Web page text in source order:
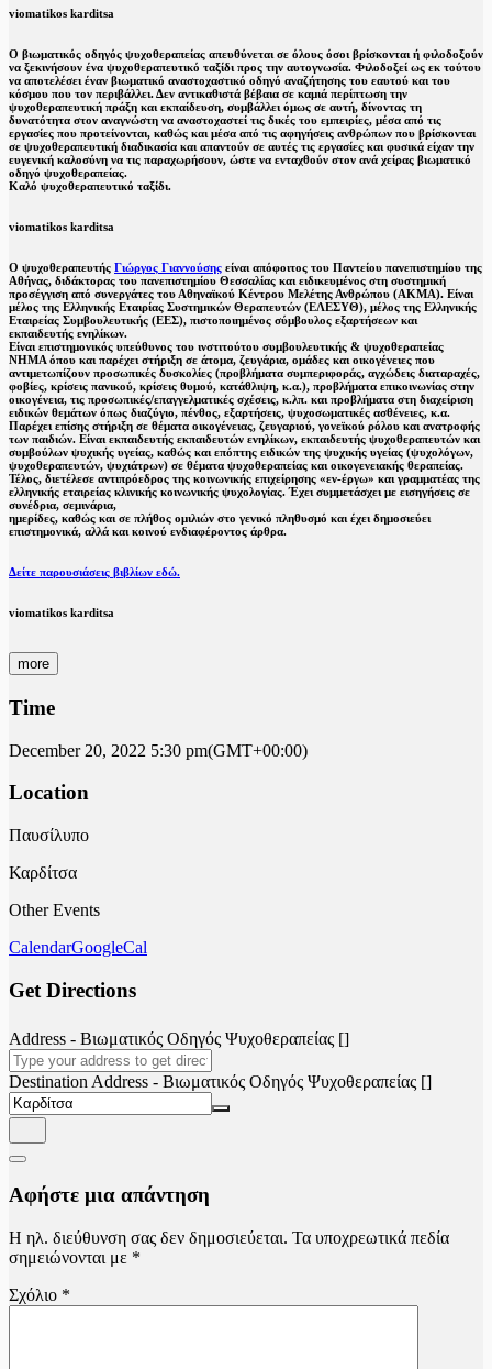
viomatikos karditsa
Ο βιωματικός οδηγός ψυχοθεραπείας απευθύνεται σε όλους όσοι βρίσκονται ή φιλοδοξούν
να ξεκινήσουν ένα ψυχοθεραπευτικό ταξίδι προς την αυτογνωσία. Φιλοδοξεί ως εκ τούτου
να αποτελέσει έναν βιωματικό αναστοχαστικό οδηγό αναζήτησης του εαυτού και του
κόσμου που τον περιβάλλει. Δεν αντικαθιστά βέβαια σε καμιά περίπτωση την
ψυχοθεραπευτική πράξη και εκπαίδευση, συμβάλλει όμως σε αυτή, δίνοντας τη
δυνατότητα στον αναγνώστη να αναστοχαστεί τις δικές του εμπειρίες, μέσα από τις
εργασίες που προτείνονται, καθώς και μέσα από τις αφηγήσεις ανθρώπων που βρίσκονται
σε ψυχοθεραπευτική διαδικασία και απαντούν σε αυτές τις εργασίες και φυσικά είχαν την
ευγενική καλοσύνη να τις παραχωρήσουν, ώστε να ενταχθούν στον ανά χείρας βιωματικό
οδηγό ψυχοθεραπείας.
Καλό ψυχοθεραπευτικό ταξίδι.
viomatikos karditsa
Ο ψυχοθεραπευτής Γιώργος Γιαννούσης είναι απόφοιτος του Παντείου πανεπιστημίου της
Αθήνας, διδάκτορας του πανεπιστημίου Θεσσαλίας και ειδικευμένος στη συστημική
προσέγγιση από συνεργάτες του Αθηναϊκού Κέντρου Μελέτης Ανθρώπου (ΑΚΜΑ). Είναι
μέλος της Ελληνικής Εταιρίας Συστημικών Θεραπευτών (ΕΛΕΣΥΘ), μέλος της Ελληνικής
Εταιρείας Συμβουλευτικής (ΕΕΣ), πιστοποιημένος σύμβουλος εξαρτήσεων και
εκπαιδευτής ενηλίκων.
Είναι επιστημονικός υπεύθυνος του ινστιτούτου συμβουλευτικής & ψυχοθεραπείας
ΝΗΜΑ όπου και παρέχει στήριξη σε άτομα, ζευγάρια, ομάδες και οικογένειες που
αντιμετωπίζουν προσωπικές δυσκολίες (προβλήματα συμπεριφοράς, αγχώδεις διαταραχές,
φοβίες, κρίσεις πανικού, κρίσεις θυμού, κατάθλιψη, κ.α.), προβλήματα επικοινωνίας στην
οικογένεια, τις προσωπικές/επαγγελματικές σχέσεις, κ.λπ. και προβλήματα στη διαχείριση
ειδικών θεμάτων όπως διαζύγιο, πένθος, εξαρτήσεις, ψυχοσωματικές ασθένειες, κ.α.
Παρέχει επίσης στήριξη σε θέματα οικογένειας, ζευγαριού, γονεϊκού ρόλου και ανατροφής
των παιδιών. Είναι εκπαιδευτής εκπαιδευτών ενηλίκων, εκπαιδευτής ψυχοθεραπευτών και
συμβούλων ψυχικής υγείας, καθώς και επόπτης ειδικών της ψυχικής υγείας (ψυχολόγων,
ψυχοθεραπευτών, ψυχιάτρων) σε θέματα ψυχοθεραπείας και οικογενειακής θεραπείας.
Τέλος, διετέλεσε αντιπρόεδρος της κοινωνικής επιχείρησης «εν-έργω» και γραμματέας της
ελληνικής εταιρείας κλινικής κοινωνικής ψυχολογίας. Έχει συμμετάσχει με εισηγήσεις σε
συνέδρια, σεμινάρια,
ημερίδες, καθώς και σε πλήθος ομιλιών στο γενικό πληθυσμό και έχει δημοσιεύει
επιστημονικά, αλλά και κοινού ενδιαφέροντος άρθρα.
Δείτε παρουσιάσεις βιβλίων εδώ.
viomatikos karditsa
more
Time
December 20, 2022 5:30 pm(GMT+00:00)
Location
Παυσίλυπο
Καρδίτσα
Other Events
CalendarGoogleCal
Get Directions
Address - Βιωματικός Οδηγός Ψυχοθεραπείας []
Destination Address - Βιωματικός Οδηγός Ψυχοθεραπείας []
Αφήστε μια απάντηση
Η ηλ. διεύθυνση σας δεν δημοσιεύεται. Τα υποχρεωτικά πεδία
σημειώνονται με *
Σχόλιο *